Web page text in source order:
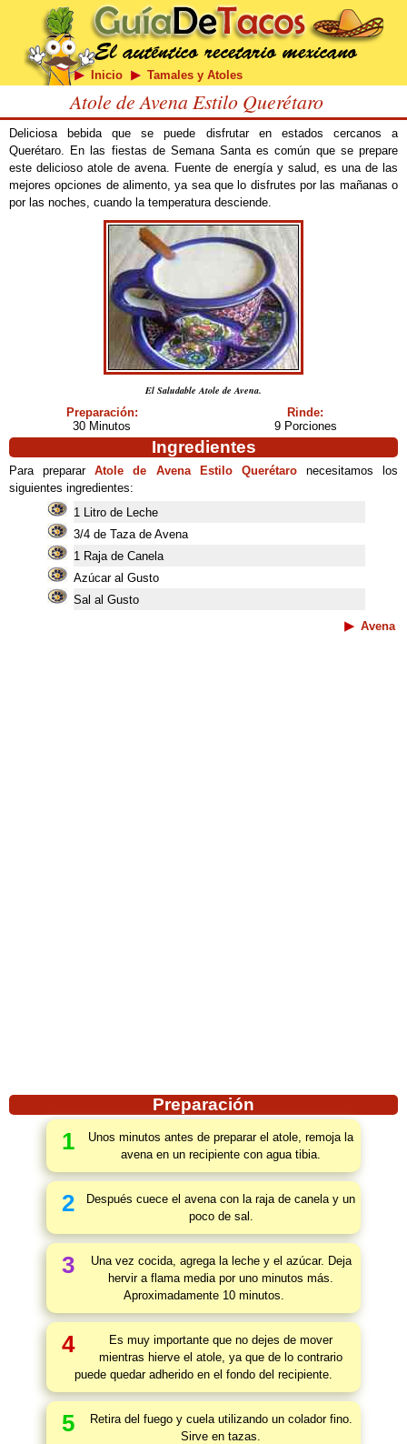
Inicio Tamales y Atoles
Atole de Avena Estilo Querétaro
Deliciosa bebida que se puede disfrutar en estados cercanos a
Querétaro. En las fiestas de Semana Santa es común que se prepare
este delicioso atole de avena. Fuente de energía y salud, es una de las
mejores opciones de alimento, ya sea que lo disfrutes por las mañanas o
por las noches, cuando la temperatura desciende.
El Saludable Atole de Avena.
Preparación:
30 Minutos
Rinde:
9 Porciones
Ingredientes
Para prepararAtole de Avena Estilo Querétaronecesitamos los
siguientes ingredientes:
1 Litro de Leche
3/4 de Taza de Avena
1 Raja de Canela
Azúcar al Gusto
Sal al Gusto
Avena
Preparación
1
Unos minutos antes de preparar el atole, remoja la
avena en un recipiente con agua tibia.
2
Después cuece el avena con la raja de canela y un
poco de sal.
3
Una vez cocida, agrega la leche y el azúcar. Deja
hervir a flama media por uno minutos más.
Aproximadamente 10 minutos.
4
Es muy importante que no dejes de mover
mientras hierve el atole, ya que de lo contrario
puede quedar adherido en el fondo del recipiente.
5
Retira del fuego y cuela utilizando un colador fino.
Sirve en tazas.